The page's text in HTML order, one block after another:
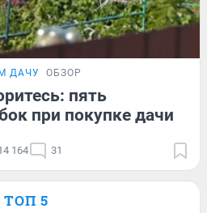
ДАЧУ ОБЗОР
пять
при покупке дачи
164 31
ТОП 5